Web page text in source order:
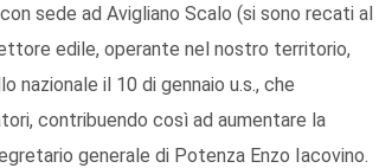
sede ad Avigliano Scalo (si sono recati al
edile, operante nel nostro territorio,
nazionale il 10 di gennaio u.s., che
contribuendo così ad aumentare la
generale di Potenza Enzo Iacovino.